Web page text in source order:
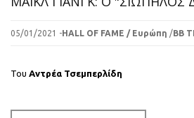
05/01/2021 -HALL OF FAME / Ευρώπη /BB
Του Αντρέα Τσεμπερλίδη